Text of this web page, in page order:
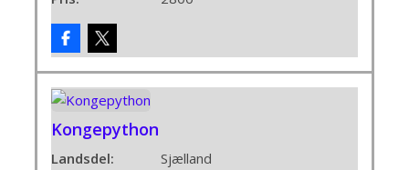
Kongepython
Landsdel:
Sjælland